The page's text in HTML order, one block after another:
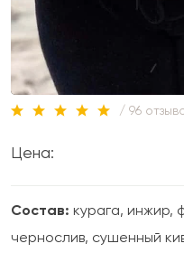
/ 96
Цена:
Состав: курага, инжир,
чернослив, сушенный